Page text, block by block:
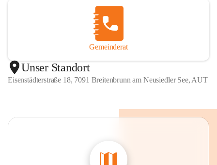
Gemeinderat
Unser Standort
Eisenstädterstraße 18, 7091 Breitenbrunn am Neusiedler See, AUT